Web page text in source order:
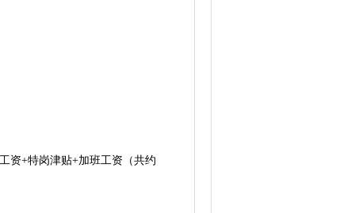
+特岗津贴+加班工资（共约